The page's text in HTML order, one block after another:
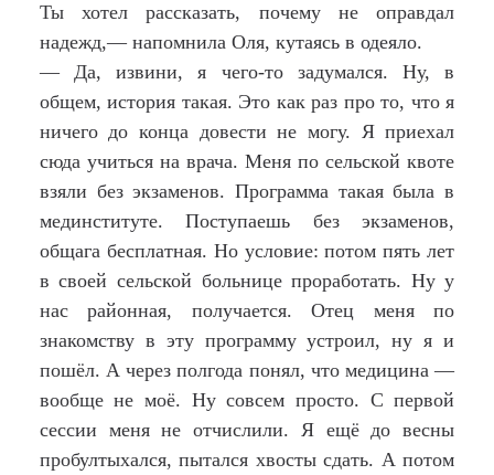
Ты хотел рассказать, почему не оправдал
надежд,— напомнила Оля, кутаясь в одеяло.
— Да, извини, я чего-то задумался. Ну, в
общем, история такая. Это как раз про то, что я
ничего до конца довести не могу. Я приехал
сюда учиться на врача. Меня по сельской квоте
взяли без экзаменов. Программа такая была в
мединституте. Поступаешь без экзаменов,
общага бесплатная. Но условие: потом пять лет
в своей сельской больнице проработать. Ну у
нас районная, получается. Отец меня по
знакомству в эту программу устроил, ну я и
пошёл. А через полгода понял, что медицина —
вообще не моё. Ну совсем просто. С первой
сессии меня не отчислили. Я ещё до весны
пробултыхался, пытался хвосты сдать. А потом